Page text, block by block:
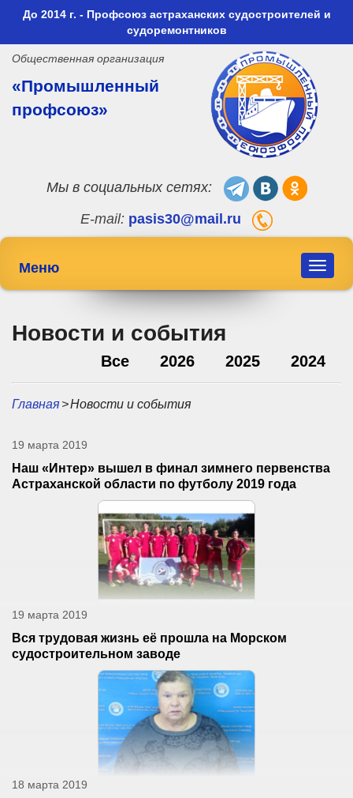
До 2014 г. - Профсоюз астраханских судостроителей и
судоремонтников
Общественная организация
«Промышленный
профсоюз»
Мы в социальных сетях:
E-mail: pasis30@mail.ru
Toggle
Меню
Новости и события
Все 2026 2025 2024
Главная>Новости и события
19 марта 2019
Наш «Интер» вышел в финал зимнего первенства
Астраханской области по футболу 2019 года
19 марта 2019
Вся трудовая жизнь её прошла на Морском
судостроительном заводе
18 марта 2019